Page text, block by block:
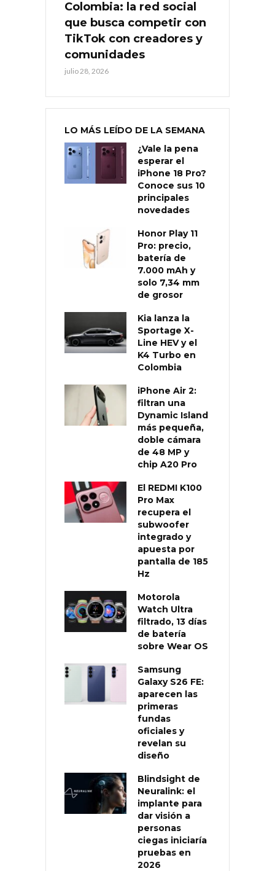
Colombia: la red social
que busca competir con
TikTok con creadores y
comunidades
julio 28, 2026
LO MÁS LEÍDO DE LA SEMANA
¿Vale la pena
esperar el
iPhone 18 Pro?
Conoce sus 10
principales
novedades
Honor Play 11
Pro: precio,
batería de
7.000 mAh y
solo 7,34 mm
de grosor
Kia lanza la
Sportage X-
Line HEV y el
K4 Turbo en
Colombia
iPhone Air 2:
filtran una
Dynamic Island
más pequeña,
doble cámara
de 48 MP y
chip A20 Pro
El REDMI K100
Pro Max
recupera el
subwoofer
integrado y
apuesta por
pantalla de 185
Hz
Motorola
Watch Ultra
filtrado, 13 días
de batería
sobre Wear OS
Samsung
Galaxy S26 FE:
aparecen las
primeras
fundas
oficiales y
revelan su
diseño
Blindsight de
Neuralink: el
implante para
dar visión a
personas
ciegas iniciaría
pruebas en
2026